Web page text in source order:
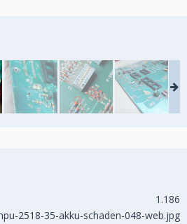
1.186
2518-35-akku-schaden-048-web.jpg